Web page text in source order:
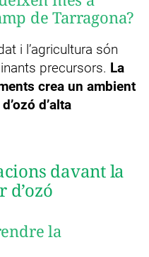
de Tarragona?
i l’agricultura són
precursors. La
crea un ambient
d’alta
davant la
la